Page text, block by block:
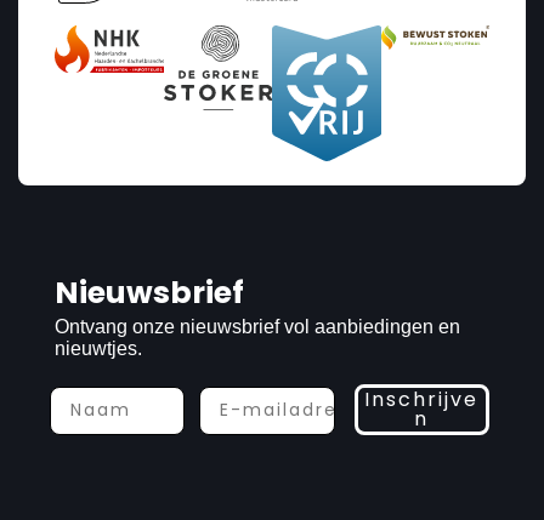
Nieuwsbrief
Ontvang onze nieuwsbrief vol aanbiedingen en
nieuwtjes.
Inschrijve
n